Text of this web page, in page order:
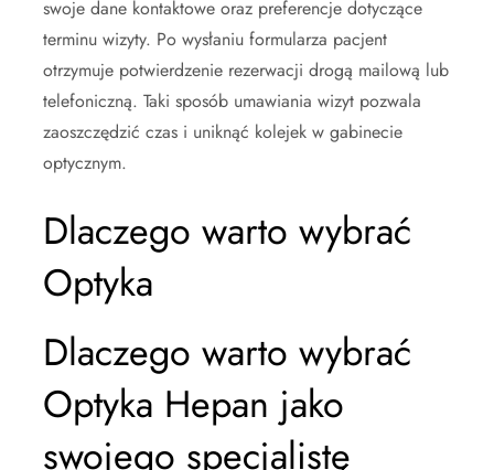
swoje dane kontaktowe oraz preferencje dotyczące
terminu wizyty. Po wysłaniu formularza pacjent
otrzymuje potwierdzenie rezerwacji drogą mailową lub
telefoniczną. Taki sposób umawiania wizyt pozwala
zaoszczędzić czas i uniknąć kolejek w gabinecie
optycznym.
Dlaczego warto wybrać
Optyka
Dlaczego warto wybrać
Optyka Hepan jako
swojego specjalistę